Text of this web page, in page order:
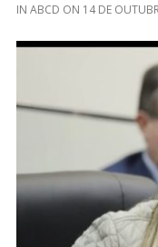
IN ABCD ON 14 DE